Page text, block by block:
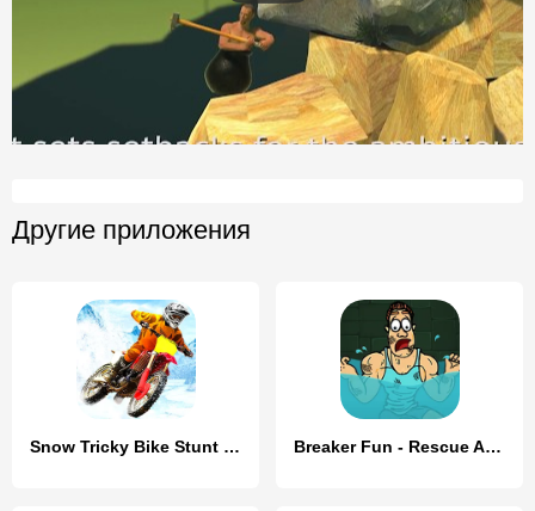
Другие приложения
Snow Tricky Bike Stunt Race 3D Breaker Fun - Rescue Adventure